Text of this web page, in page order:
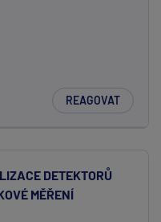
REAGOVAT
DETEKTORŮ
MĚŘENÍ